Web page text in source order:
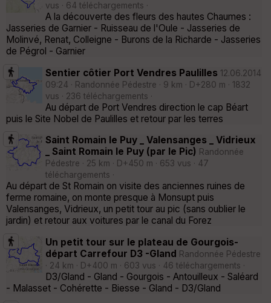
vus · 64 téléchargements ·
A la découverte des fleurs des hautes Chaumes :
Jasseries de Garnier - Ruisseau de l'Oule - Jasseries de
Molinvé, Renat, Colleigne - Burons de la Richarde - Jasseries
de Pégrol - Garnier
Sentier côtier Port Vendres Paulilles 12.06.2014
09:24 · Randonnée Pédestre · 9 km · D+280 m · 1832
vus · 236 téléchargements ·
Au départ de Port Vendres direction le cap Béart
puis le Site Nobel de Paulilles et retour par les terres
Saint Romain le Puy _ Valensanges _ Vidrieux
_ Saint Romain le Puy (par le Pic) Randonnée
Pédestre · 25 km · D+450 m · 653 vus · 47
téléchargements ·
Au départ de St Romain on visite des anciennes ruines de
ferme romaine, on monte presque à Monsupt puis
Valensanges, Vidrieux, un petit tour au pic (sans oublier le
jardin) et retour aux voitures par le canal du Forez
Un petit tour sur le plateau de Gourgois-
départ Carrefour D3 -Gland Randonnée Pédestre
· 24 km · D+400 m · 603 vus · 46 téléchargements ·
D3/Gland - Gland - Gourgois - Antouilleux - Saléard
- Malasset - Cohérette - Biesse - Gland - D3/Gland